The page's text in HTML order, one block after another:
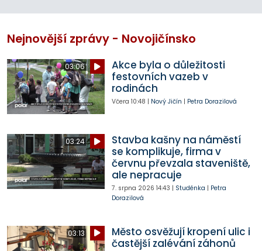
Nejnovější zprávy - Novojičínsko
03:06
Akce byla o důležitosti
festovních vazeb v
rodinách
Včera 10:48 | Nový Jičín | Petra Dorazilová
03:24
Stavba kašny na náměstí
se komplikuje, firma v
červnu převzala staveniště,
ale nepracuje
7. srpna 2026 14:43 | Studénka | Petra
Dorazilová
03:13
Město osvěžují kropení ulic i
častější zalévání záhonů